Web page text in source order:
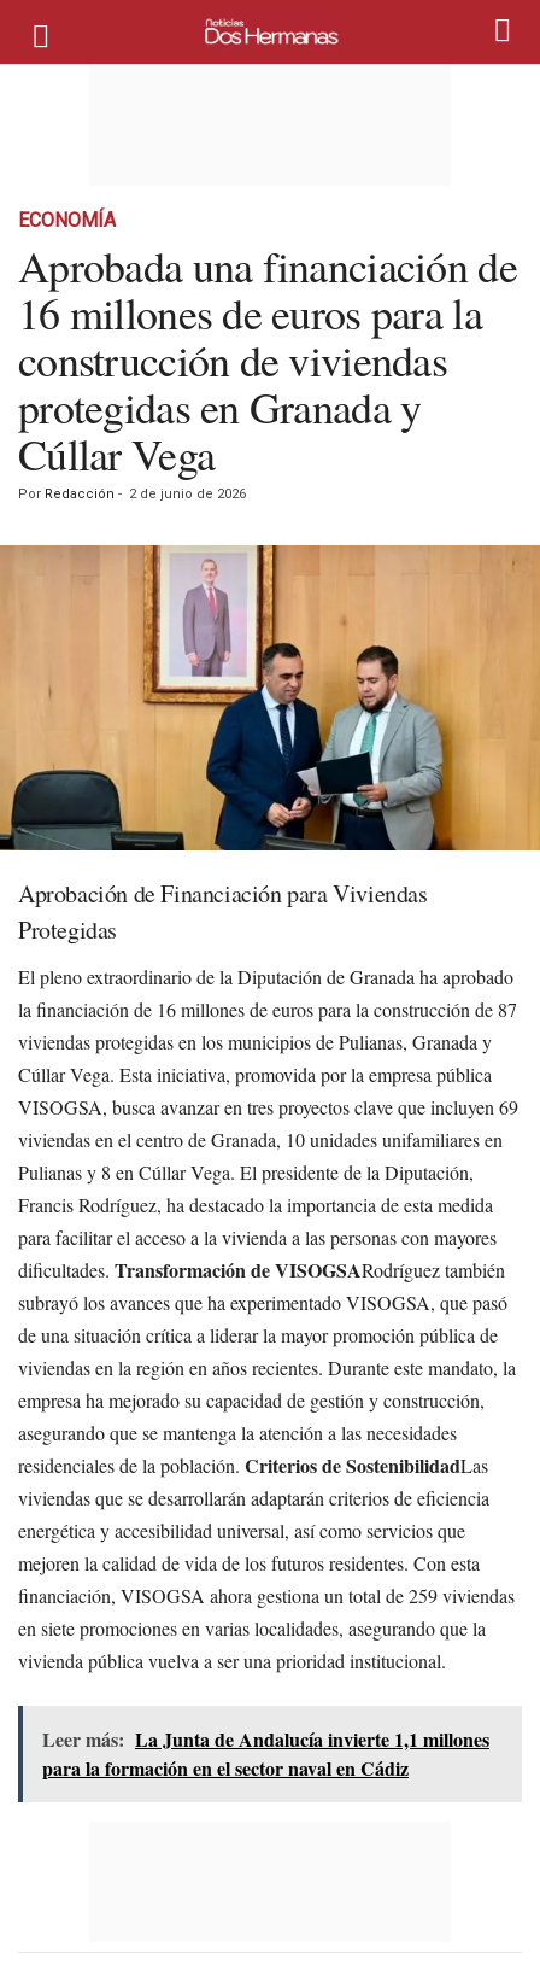
ECONOMÍA
Aprobada una financiación de
16 millones de euros para la
construcción de viviendas
protegidas en Granada y
Cúllar Vega
Por Redacción - 2 de junio de 2026
Aprobación de Financiación para Viviendas
Protegidas
El pleno extraordinario de la Diputación de Granada ha aprobado
la financiación de 16 millones de euros para la construcción de 87
viviendas protegidas en los municipios de Pulianas, Granada y
Cúllar Vega. Esta iniciativa, promovida por la empresa pública
VISOGSA, busca avanzar en tres proyectos clave que incluyen 69
viviendas en el centro de Granada, 10 unidades unifamiliares en
Pulianas y 8 en Cúllar Vega. El presidente de la Diputación,
Francis Rodríguez, ha destacado la importancia de esta medida
para facilitar el acceso a la vivienda a las personas con mayores
dificultades. Transformación de VISOGSARodríguez también
subrayó los avances que ha experimentado VISOGSA, que pasó
de una situación crítica a liderar la mayor promoción pública de
viviendas en la región en años recientes. Durante este mandato, la
empresa ha mejorado su capacidad de gestión y construcción,
asegurando que se mantenga la atención a las necesidades
residenciales de la población. Criterios de SostenibilidadLas
viviendas que se desarrollarán adaptarán criterios de eficiencia
energética y accesibilidad universal, así como servicios que
mejoren la calidad de vida de los futuros residentes. Con esta
financiación, VISOGSA ahora gestiona un total de 259 viviendas
en siete promociones en varias localidades, asegurando que la
vivienda pública vuelva a ser una prioridad institucional.
Leer más: La Junta de Andalucía invierte 1,1 millones
para la formación en el sector naval en Cádiz